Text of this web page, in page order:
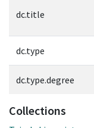
dc.title
dc.type
dc.type.degree
Collections